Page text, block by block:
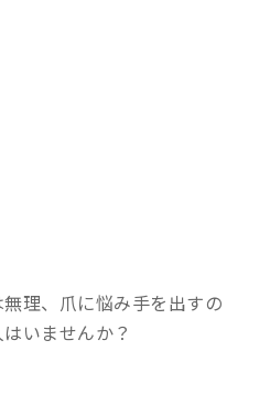
理、爪に悩み手を出すの
いませんか？